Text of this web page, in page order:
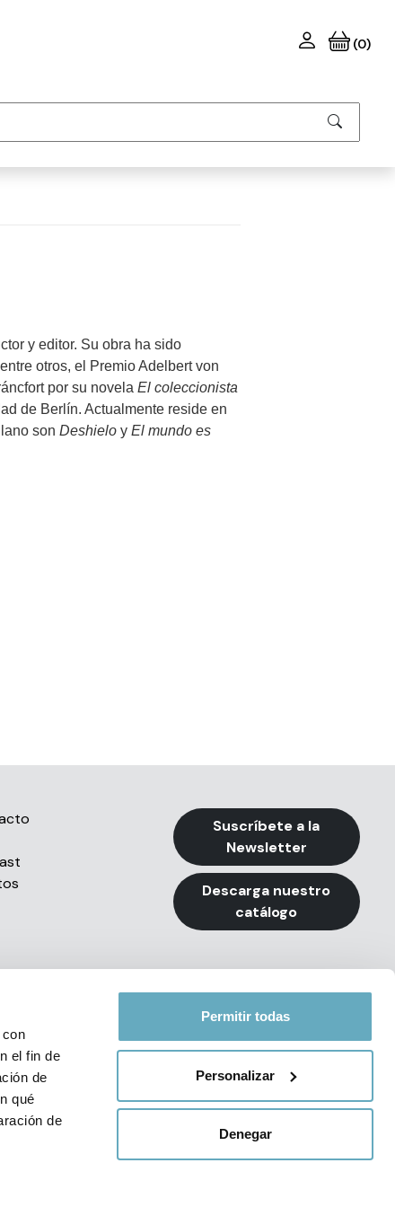
el fin de
de
qué
de
Permitir todas
Personalizar
Denegar
(0)
y editor. Su obra ha sido
otros, el Premio Adelbert von
por su novela El coleccionista
de Berlín. Actualmente reside en
son Deshielo y El mundo es
Suscríbete a la
Newsletter
Descarga nuestro
catálogo
de Redes Sociales
93 494 79 99